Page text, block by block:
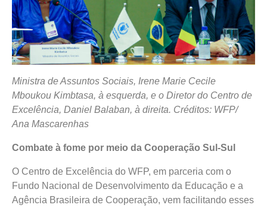
Ministra de Assuntos Sociais, Irene Marie Cecile
Mboukou Kimbtasa, à esquerda, e o Diretor do Centro de
Excelência, Daniel Balaban, à direita. Créditos: WFP/
Ana Mascarenhas
Combate à fome por meio da Cooperação Sul-Sul
O Centro de Excelência do WFP, em parceria com o
Fundo Nacional de Desenvolvimento da Educação e a
Agência Brasileira de Cooperação, vem facilitando esses